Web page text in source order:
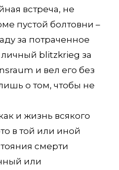
встреча, не
пустой болтовни –
за потраченное
blitzkrieg за
и вел его без
о том, чтобы не
и жизнь всякого
в той или иной
смерти
или